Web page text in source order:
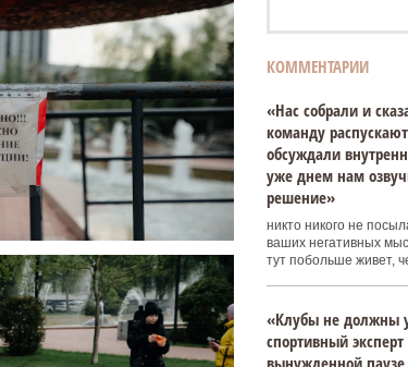
КОММЕНТАРИИ
«Нас собрали и
команду
обсуждали
уже днем нам
решение»
никто никого не
ваших негативных
тут побольше живет,
«Клубы не должны
спортивный эксперт
вынужденной